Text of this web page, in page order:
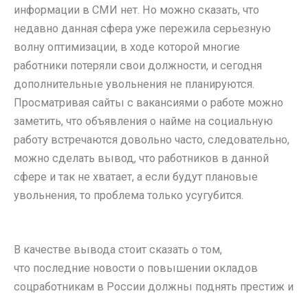
информации в СМИ нет. Но можно сказать, что
недавно данная сфера уже пережила серьезную
волну оптимизации, в ходе которой многие
работники потеряли свои должности, и сегодня
дополнительные увольнения не планируются.
Просматривая сайты с вакансиями о работе можно
заметить, что объявления о найме на социальную
работу встречаются довольно часто, следовательно,
можно сделать вывод, что работников в данной
сфере и так не хватает, а если будут плановые
увольнения, то проблема только усугубится.
В качестве вывода стоит сказать о том,
что последние новости о повышении окладов
соцработникам в России должны поднять престиж и